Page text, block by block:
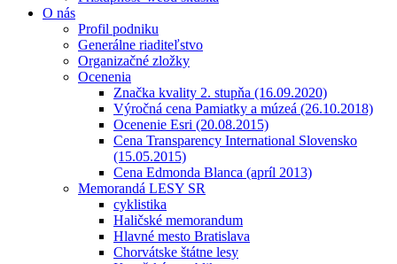
O nás
Profil podniku
Generálne riaditeľstvo
Organizačné zložky
Ocenenia
Značka kvality 2. stupňa (16.09.2020)
Výročná cena Pamiatky a múzeá (26.10.2018)
Ocenenie Esri (20.08.2015)
Cena Transparency International Slovensko
(15.05.2015)
Cena Edmonda Blanca (apríl 2013)
Memorandá LESY SR
cyklistika
Haličské memorandum
Hlavné mesto Bratislava
Chorvátske štátne lesy